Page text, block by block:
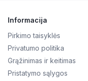
Informacija
Pirkimo taisyklės
Privatumo politika
Grąžinimas ir keitimas
Pristatymo sąlygos